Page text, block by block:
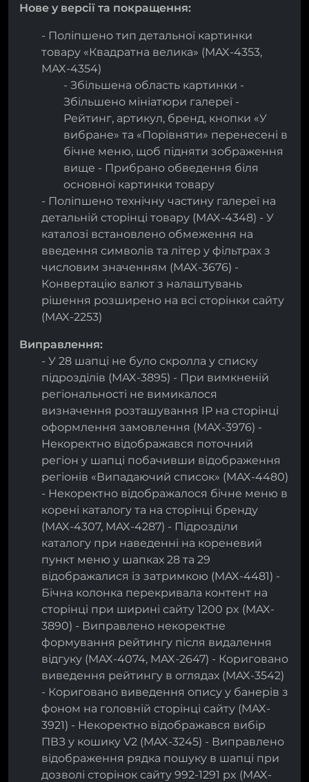
Нове у версії та покращення:
- Поліпшено тип детальної картинки
товару «Квадратна велика» (MAX-4353,
MAX-4354)
- Збільшена область картинки -
Збільшено мініатюри галереї -
Рейтинг, артикул, бренд, кнопки «У
вибране» та «Порівняти» перенесені в
бічне меню, щоб підняти зображення
вище - Прибрано обведення біля
основної картинки товару
- Поліпшено технічну частину галереї на
детальній сторінці товару (MAX-4348) - У
каталозі встановлено обмеження на
введення символів та літер у фільтрах з
числовим значенням (MAX-3676) -
Конвертацію валют з налаштувань
рішення розширено на всі сторінки сайту
(MAX-2253)
Виправлення:
- У 28 шапці не було скролла у списку
підрозділів (MAX-3895) - При вимкненій
регіональності не вимикалося
визначення розташування IP на сторінці
оформлення замовлення (MAX-3976) -
Некоректно відображався поточний
регіон у шапці побачивши відображення
регіонів «Випадаючий список» (MAX-4480)
- Некоректно відображалося бічне меню в
корені каталогу та на сторінці бренду
(MAX-4307, MAX-4287) - Підрозділи
каталогу при наведенні на кореневий
пункт меню у шапках 28 та 29
відображалися із затримкою (MAX-4481) -
Бічна колонка перекривала контент на
сторінці при ширині сайту 1200 px (MAX-
3890) - Виправлено некоректне
формування рейтингу після видалення
відгуку (MAX-4074, MAX-2647) - Кориговано
виведення рейтингу в оглядах (MAX-3542)
- Кориговано виведення опису у банерів з
фоном на головній сторінці сайту (MAX-
3921) - Некоректно відображався вибір
ПВЗ у кошику V2 (MAX-3245) - Виправлено
відображення рядка пошуку в шапці при
дозволі сторінок сайту 992-1291 px (MAX-